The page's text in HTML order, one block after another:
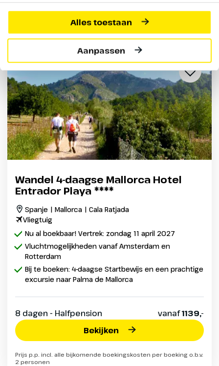
Alles toestaan
Aanpassen
Prijs p.p. incl. alle bijkomende boekingskosten per boeking o.b.v.
Wandel 4-daagse Mallorca Hotel
Entrador Playa ****
Spanje | Mallorca | Cala Ratjada
Vliegtuig
Nu al boekbaar! Vertrek: zondag 11 april 2027
Vluchtmogelijkheden vanaf Amsterdam en
Rotterdam
Bij te boeken: 4-daagse Startbewijs en een prachtige
excursie naar Palma de Mallorca
8 dagen - Halfpension vanaf1139,-
Bekijken
Prijs p.p. incl. alle bijkomende boekingskosten per boeking o.b.v.
2 personen